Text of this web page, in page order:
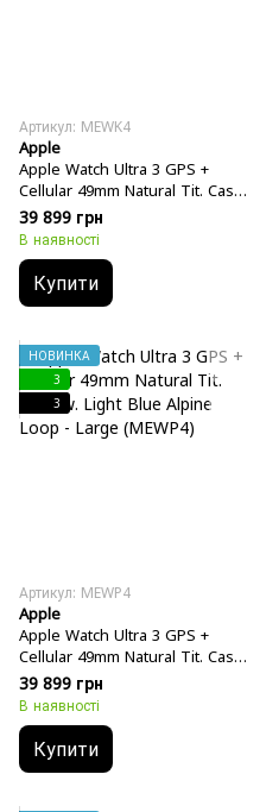
Артикул: MEWK4
Apple
Apple Watch Ultra 3 GPS +
Cellular 49mm Natural Tit. Case
w. Light Blue Alpine Loop -
Small (MEWK4)
39 899 грн
В наявності
Купити
НОВИНКА
3
3
Артикул: MEWP4
Apple
Apple Watch Ultra 3 GPS +
Cellular 49mm Natural Tit. Case
w. Light Blue Alpine Loop -
Large (MEWP4)
39 899 грн
В наявності
Купити